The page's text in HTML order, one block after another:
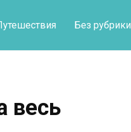
Без рубрики
весь